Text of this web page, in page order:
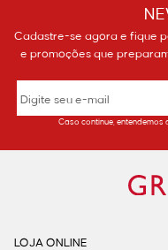
Cadastre-se agora e fique
e promoções que
Caso continue, entendemos
LOJA ONLINE